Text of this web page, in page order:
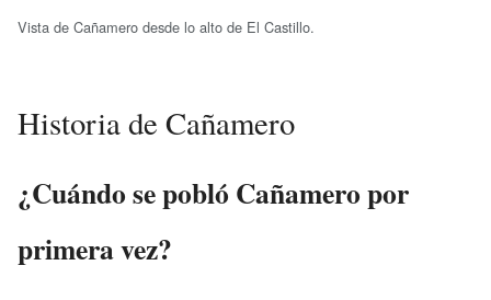
Vista de Cañamero desde lo alto de El Castillo.
Historia de Cañamero
¿Cuándo se pobló Cañamero por
primera vez?